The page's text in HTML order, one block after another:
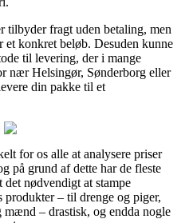
tilbyder fragt uden betaling, men
konkret beløb. Desuden kunne
til levering, der i mange
nær Helsingør, Sønderborg eller
din pakke til et
for os alle at analysere priser
på grund af dette har de fleste
det nødvendigt at stampe
produkter – til drenge og piger,
– drastisk, og endda nogle